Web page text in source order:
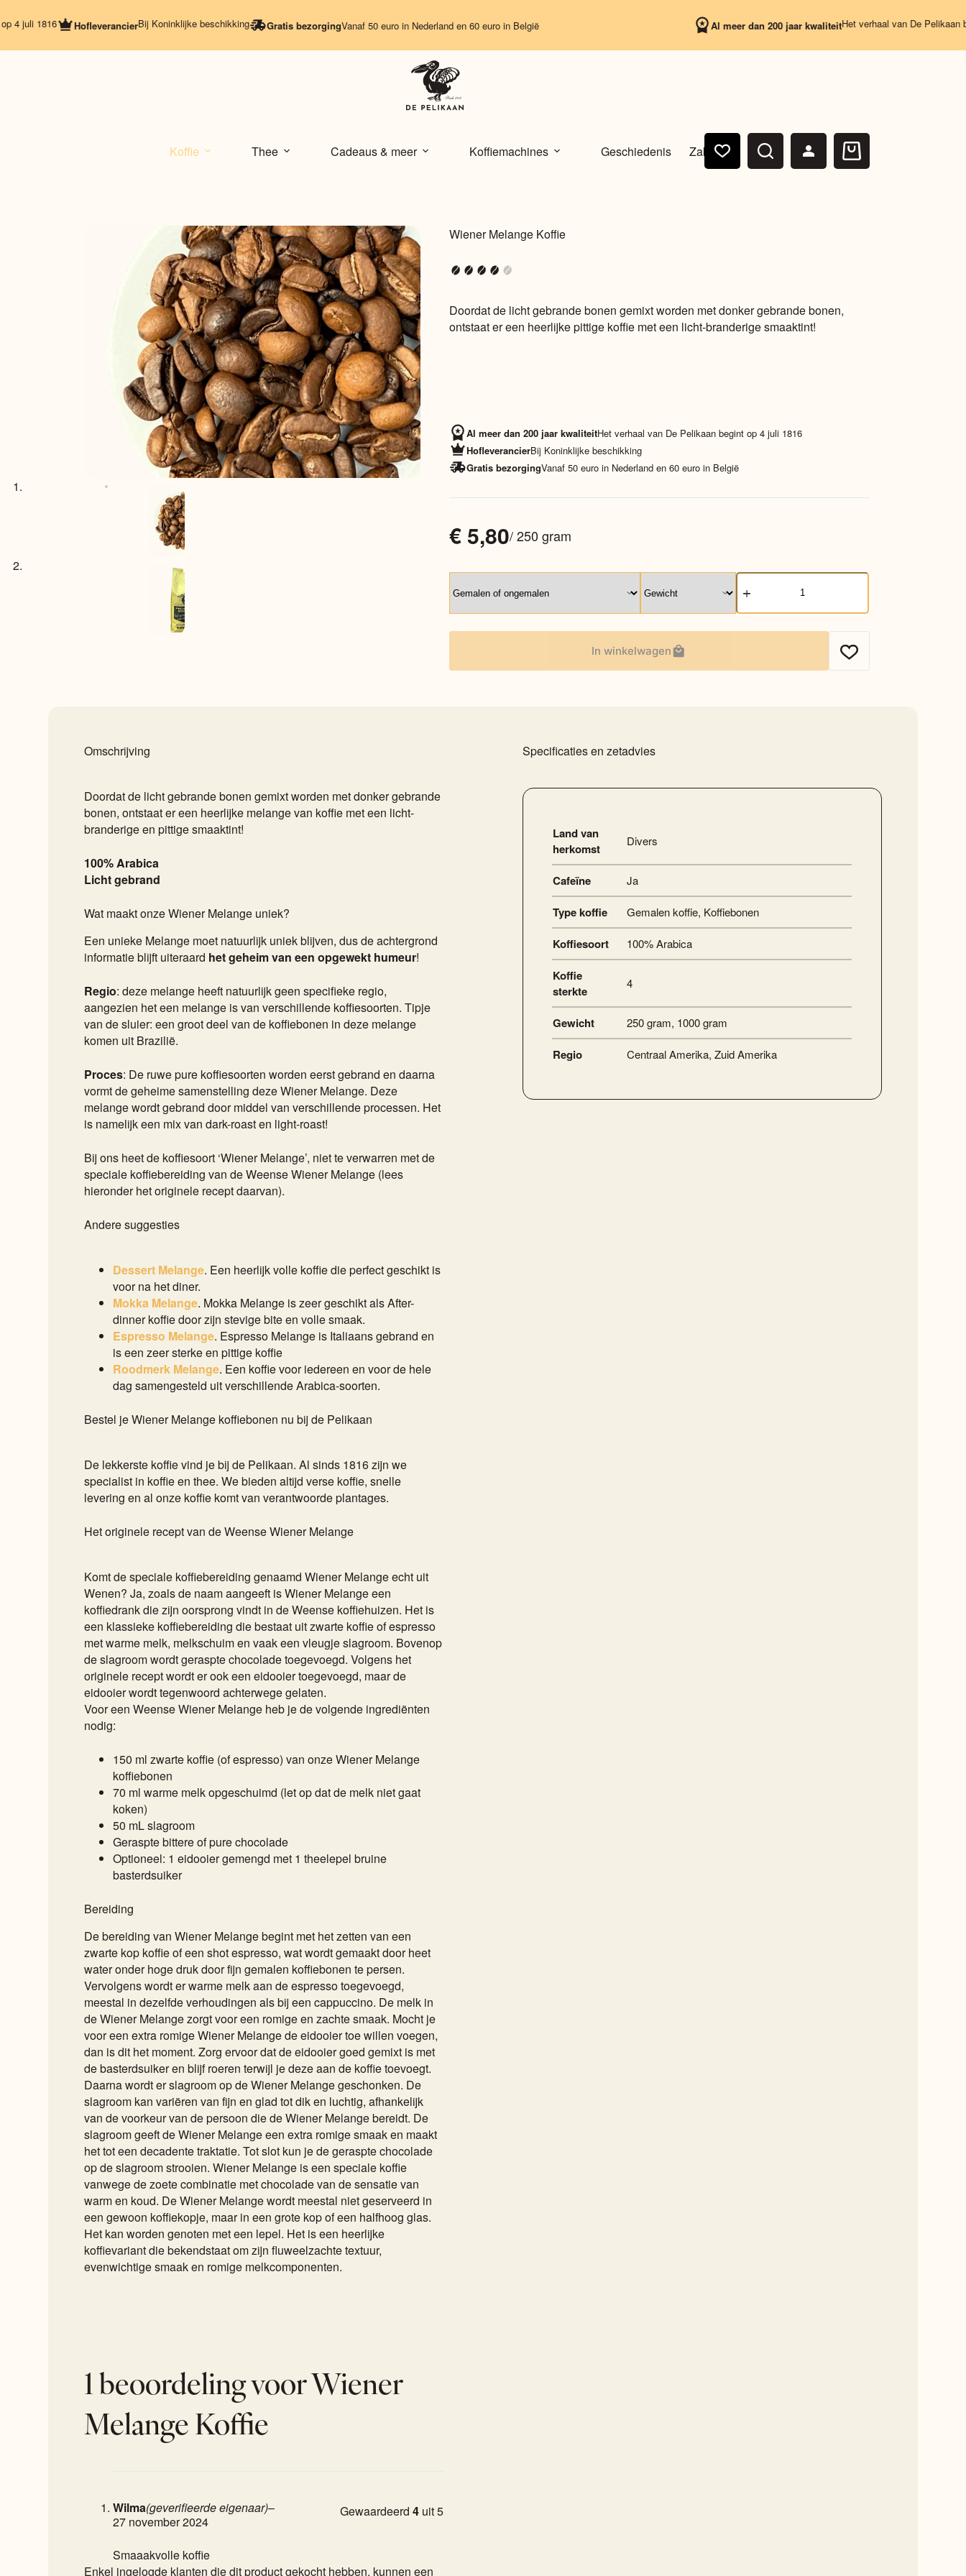
naar
1816 HofleverancierBij Koninklijke beschikking Gratis bezorgingVanaf 50 euro in Nederland en 60 euro in België Al meer dan 200 jaar kwaliteitHet verhaal van De Pelikaan begint
Koffie Thee Cadeaus & meer Koffiemachines Geschiedenis Zakelijk Winkelwagen
Wiener Melange Koffie
Doordat de licht gebrande bonen gemixt worden met donker gebrande bonen,
ontstaat er een heerlijke pittige koffie met een licht-branderige smaaktint!
Al meer dan 200 jaar kwaliteitHet verhaal van De Pelikaan begint op 4 juli 1816
HofleverancierBij Koninklijke beschikking
Gratis bezorgingVanaf 50 euro in Nederland en 60 euro in België
€5,80/ 250 gram
Wiener
Melange
Koffie
In winkelwagen
Omschrijving
Doordat de licht gebrande bonen gemixt worden met donker gebrande
bonen, ontstaat er een heerlijke melange van koffie met een licht-
branderige en pittige smaaktint!
100% Arabica
Licht gebrand
Wat maakt onze Wiener Melange uniek?
Een unieke Melange moet natuurlijk uniek blijven, dus de achtergrond
informatie blijft uiteraard het geheim van een opgewekt humeur!
Regio: deze melange heeft natuurlijk geen specifieke regio,
aangezien het een melange is van verschillende koffiesoorten. Tipje
van de sluier: een groot deel van de koffiebonen in deze melange
komen uit Brazilië.
Proces: De ruwe pure koffiesoorten worden eerst gebrand en daarna
vormt de geheime samenstelling deze Wiener Melange. Deze
melange wordt gebrand door middel van verschillende processen. Het
is namelijk een mix van dark-roast en light-roast!
Bij ons heet de koffiesoort ‘Wiener Melange’, niet te verwarren met de
speciale koffiebereiding van de Weense Wiener Melange (lees
hieronder het originele recept daarvan).
Andere suggesties
Dessert Melange. Een heerlijk volle koffie die perfect geschikt is
voor na het diner.
Mokka Melange. Mokka Melange is zeer geschikt als After-
dinner koffie door zijn stevige bite en volle smaak.
Espresso Melange. Espresso Melange is Italiaans gebrand en
is een zeer sterke en pittige koffie
Roodmerk Melange. Een koffie voor iedereen en voor de hele
dag samengesteld uit verschillende Arabica-soorten.
Bestel je Wiener Melange koffiebonen nu bij de Pelikaan
De lekkerste koffie vind je bij de Pelikaan. Al sinds 1816 zijn we
specialist in koffie en thee. We bieden altijd verse koffie, snelle
levering en al onze koffie komt van verantwoorde plantages.
Het originele recept van de Weense Wiener Melange
Komt de speciale koffiebereiding genaamd Wiener Melange echt uit
Wenen? Ja, zoals de naam aangeeft is Wiener Melange een
koffiedrank die zijn oorsprong vindt in de Weense koffiehuizen. Het is
een klassieke koffiebereiding die bestaat uit zwarte koffie of espresso
met warme melk, melkschuim en vaak een vleugje slagroom. Bovenop
de slagroom wordt geraspte chocolade toegevoegd. Volgens het
originele recept wordt er ook een eidooier toegevoegd, maar de
eidooier wordt tegenwoord achterwege gelaten.
Voor een Weense Wiener Melange heb je de volgende ingrediënten
nodig:
150 ml zwarte koffie (of espresso) van onze Wiener Melange
koffiebonen
70 ml warme melk opgeschuimd (let op dat de melk niet gaat
koken)
50 mL slagroom
Geraspte bittere of pure chocolade
Optioneel: 1 eidooier gemengd met 1 theelepel bruine
basterdsuiker
Bereiding
De bereiding van Wiener Melange begint met het zetten van een
zwarte kop koffie of een shot espresso, wat wordt gemaakt door heet
water onder hoge druk door fijn gemalen koffiebonen te persen.
Vervolgens wordt er warme melk aan de espresso toegevoegd,
meestal in dezelfde verhoudingen als bij een cappuccino. De melk in
de Wiener Melange zorgt voor een romige en zachte smaak. Mocht je
voor een extra romige Wiener Melange de eidooier toe willen voegen,
dan is dit het moment. Zorg ervoor dat de eidooier goed gemixt is met
de basterdsuiker en blijf roeren terwijl je deze aan de koffie toevoegt.
Daarna wordt er slagroom op de Wiener Melange geschonken. De
slagroom kan variëren van fijn en glad tot dik en luchtig, afhankelijk
van de voorkeur van de persoon die de Wiener Melange bereidt. De
slagroom geeft de Wiener Melange een extra romige smaak en maakt
het tot een decadente traktatie. Tot slot kun je de geraspte chocolade
op de slagroom strooien. Wiener Melange is een speciale koffie
vanwege de zoete combinatie met chocolade van de sensatie van
warm en koud. De Wiener Melange wordt meestal niet geserveerd in
een gewoon koffiekopje, maar in een grote kop of een halfhoog glas.
Het kan worden genoten met een lepel. Het is een heerlijke
koffievariant die bekendstaat om zijn fluweelzachte textuur,
evenwichtige smaak en romige melkcomponenten.
1 beoordeling voorWiener
Melange Koffie
Gewaardeerd 4uit 5
Wilma(geverifieerde eigenaar)–
27 november 2024
Smaaakvolle koffie
Enkel ingelogde klanten die dit product gekocht hebben, kunnen een
Specificaties en zetadvies
Land van
herkomst
Divers
Cafeïne Ja
Type koffie Gemalen koffie, Koffiebonen
Koffiesoort 100% Arabica
Koffie
sterkte
4
Gewicht 250 gram, 1000 gram
Regio Centraal Amerika,Zuid Amerika